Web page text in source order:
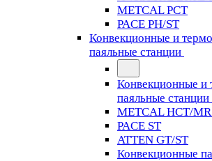
METCAL PCT
PACE PH/ST
Конвекционные и
паяльные станции
Конвекционные и
паяльные станции
METCAL HCT/
PACE ST
ATTEN GT/ST
Конвекционные